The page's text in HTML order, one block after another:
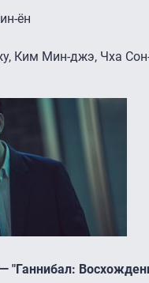
ён
Ким Мин-джэ, Чха
"Ганнибал: